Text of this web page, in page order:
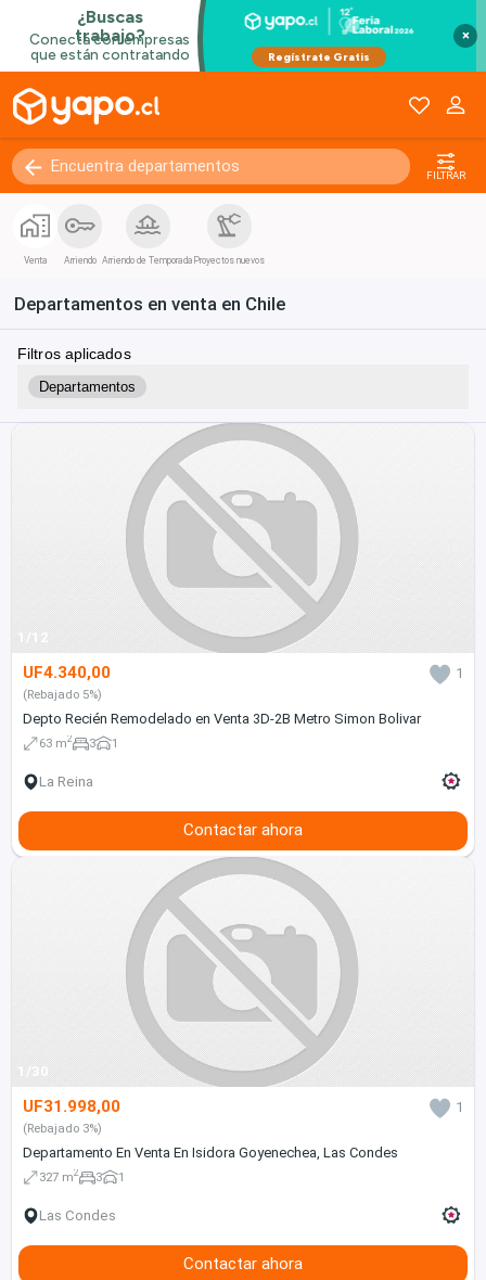
×
FILTRAR
Venta Arriendo Arriendo de Temporada Proyectos nuevos
Departamentos en venta en Chile
Filtros aplicados
Departamentos
1/12
UF4.340,00 1
(Rebajado 5%)
Depto Recién Remodelado en Venta 3D-2B Metro Simon Bolivar
63 m2 3 1
La Reina
Contactar ahora
1/30
UF31.998,00 1
(Rebajado 3%)
Departamento En Venta En Isidora Goyenechea, Las Condes
327 m2 3 1
Las Condes
Contactar ahora